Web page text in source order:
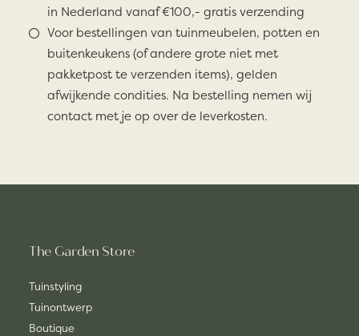
in Nederland vanaf €100,- gratis verzending
Voor bestellingen van tuinmeubelen, potten en
buitenkeukens (of andere grote niet met
pakketpost te verzenden items), gelden
afwijkende condities. Na bestelling nemen wij
contact met je op over de leverkosten.
The Garden Store
Tuinstyling
Tuinontwerp
Boutique